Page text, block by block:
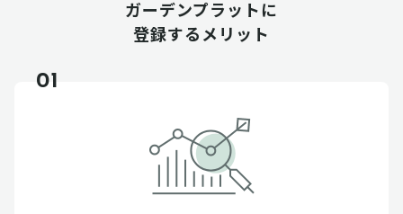
ガーデンプラットに
登録するメリット
01